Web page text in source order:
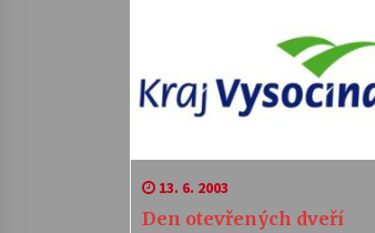
13. 6. 2003
Den otevřených dveří